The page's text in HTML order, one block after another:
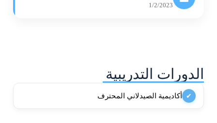
1/2/2023
الدورات التدريبية
✔ أكاديمية الصيدلاني المحترف